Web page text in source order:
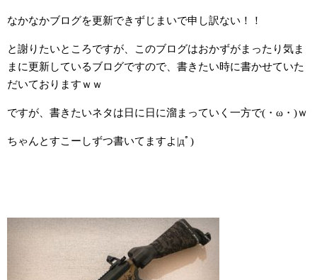
なかなかブログを更新できずじまいで申し訳ない！！
と謝りたいところですが、このブログはおかずがまったり気ま
まに更新しているブログですので、書きたい時に書かせていた
だいておりますｗｗ
ですが、書きたいネタは日に日に溜まっていく一方で(・ω・)ｗ
ちゃんとすこーしずつ書いてますよ|дﾟ)